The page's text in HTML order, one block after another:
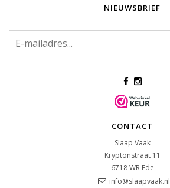
NIEUWSBRIEF
CONTACT
Slaap Vaak
Kryptonstraat 11
6718 WR Ede
info@slaapvaak.nl